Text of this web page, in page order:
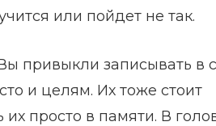
или пойдет не так.
привыкли записывать в
и целям. Их тоже стоит
просто в памяти. В